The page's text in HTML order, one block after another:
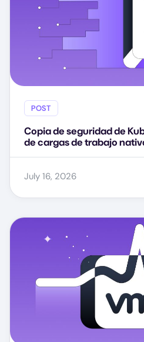
POST
Copia de seguridad de
de cargas de trabajo
July 16, 2026